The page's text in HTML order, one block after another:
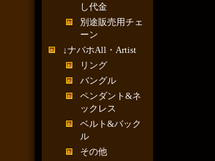
し代金
別途販売用チェ
ーン
↓ナバホAll・Artist
リング
バングル
ペンダント&ネ
ックレス
ベルト&バック
ル
その他